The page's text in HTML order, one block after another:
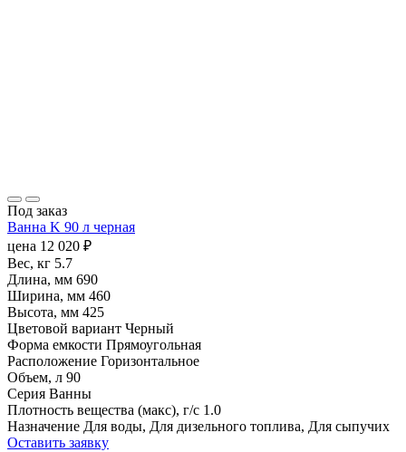
Под заказ
Ванна K 90 л черная
цена 12 020 ₽
Вес, кг 5.7
Длина, мм 690
Ширина, мм 460
Высота, мм 425
Цветовой вариант Черный
Форма емкости Прямоугольная
Расположение Горизонтальное
Объем, л 90
Серия Ванны
Плотность вещества (макс), г/с 1.0
Назначение Для воды, Для дизельного топлива, Для сыпучих
Оставить заявку